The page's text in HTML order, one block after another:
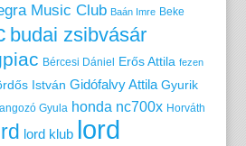
Music Club Baán Imre Beke
budai zsibvásár
Bércesi Dániel Erős Attila fezen
István Gidófalvy Attila Gyurik
Gyula honda nc700x Horváth
lord klub lord